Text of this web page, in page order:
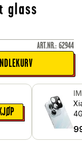
glass
ART.NR.: 62944
KJØP
i